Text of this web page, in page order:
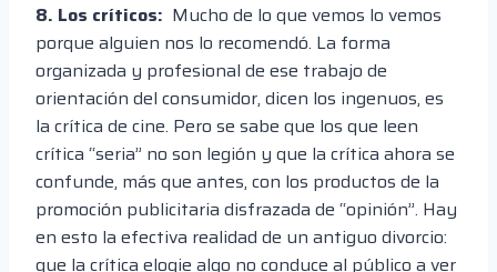
8. Los críticos: Mucho de lo que vemos lo vemos
porque alguien nos lo recomendó. La forma
organizada y profesional de ese trabajo de
orientación del consumidor, dicen los ingenuos, es
la crítica de cine. Pero se sabe que los que leen
crítica “seria” no son legión y que la crítica ahora se
confunde, más que antes, con los productos de la
promoción publicitaria disfrazada de “opinión”. Hay
en esto la efectiva realidad de un antiguo divorcio:
que la crítica elogie algo no conduce al público a ver